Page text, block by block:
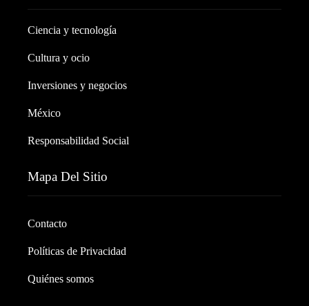
Ciencia y tecnología
Cultura y ocio
Inversiones y negocios
México
Responsabilidad Social
Mapa Del Sitio
Contacto
Políticas de Privacidad
Quiénes somos